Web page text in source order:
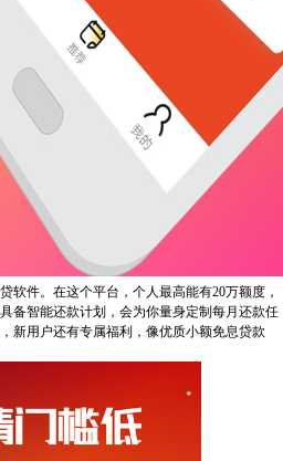
软件。在这个平台，个人最高能有20万额度，
备智能还款计划，会为你量身定制每月还款任
新用户还有专属福利，像优质小额免息贷款